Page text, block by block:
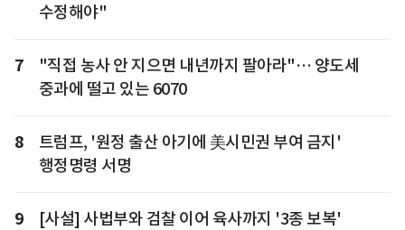
수정해야"
7
"직접 농사 안 지으면 내년까지 팔아라"… 양도세
중과에 떨고 있는 6070
8
트럼프, '원정 출산 아기에 美시민권 부여 금지'
행정명령 서명
9 [사설] 사법부와 검찰 이어 육사까지 '3종 보복'